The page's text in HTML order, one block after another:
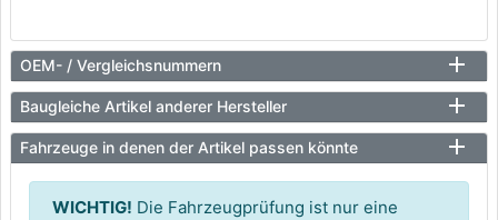
OEM- / Vergleichsnummern
Baugleiche Artikel anderer Hersteller
Fahrzeuge in denen der Artikel passen könnte
WICHTIG! Die Fahrzeugprüfung ist nur eine